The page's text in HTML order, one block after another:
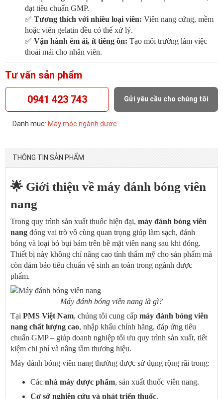
đạt tiêu chuẩn GMP.
✅ Tương thích với nhiều loại viên: Viên nang cứng, mềm
hoặc viên gelatin đều có thể xử lý.
✅ Vận hành êm ái, ít tiếng ồn: Tạo môi trường làm việc
thoải mái cho nhân viên.
Tư vấn sản phẩm
0941 423 743 Gửi yêu cầu cho chúng tôi
Danh mục: Máy móc ngành dược
THÔNG TIN SẢN PHẨM
🌟 Giới thiệu về máy đánh bóng viên
nang
Trong quy trình sản xuất thuốc hiện đại, máy đánh bóng viên
nang đóng vai trò vô cùng quan trọng giúp làm sạch, đánh
bóng và loại bỏ bụi bám trên bề mặt viên nang sau khi đóng.
Thiết bị này không chỉ nâng cao tính thẩm mỹ cho sản phẩm mà
còn đảm bảo tiêu chuẩn vệ sinh an toàn trong ngành dược
phẩm.
Máy đánh bóng viên nang là gì?
Tại PMS Việt Nam, chúng tôi cung cấp máy đánh bóng viên
nang chất lượng cao, nhập khẩu chính hãng, đáp ứng tiêu
chuẩn GMP – giúp doanh nghiệp tối ưu quy trình sản xuất, tiết
kiệm chi phí và nâng tầm thương hiệu.
Máy đánh bóng viên nang thường được sử dụng rộng rãi trong:
Các nhà máy dược phẩm, sản xuất thuốc viên nang.
Cơ sở nghiên cứu và phát triển thuốc.